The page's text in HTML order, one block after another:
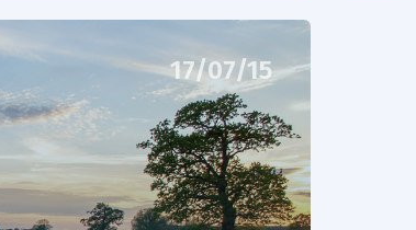
17/07/15